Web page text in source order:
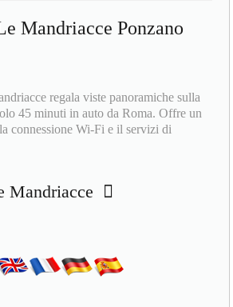
Mandriacce Ponzano
regala viste panoramiche sulla
45 minuti in auto da Roma. Offre un
connessione Wi-Fi e il servizi di
Mandriacce